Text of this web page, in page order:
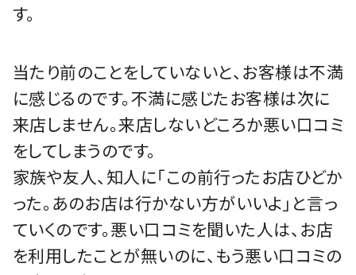
す。
当たり前のことをしていないと、お客様は不満
に感じるのです。不満に感じたお客様は次に
来店しません。来店しないどころか悪い口コミ
をしてしまうのです。
家族や友人、知人に「この前行ったお店ひどか
った。あのお店は行かない方がいいよ」と言っ
ていくのです。悪い口コミを聞いた人は、お店
を利用したことが無いのに、もう悪い口コミの